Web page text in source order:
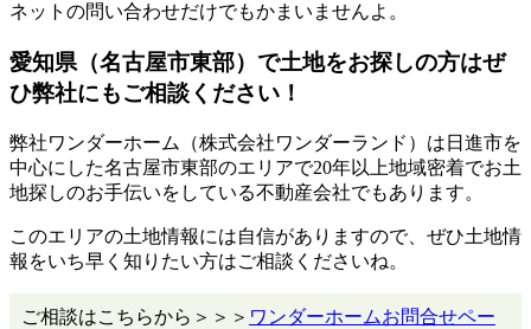
ネットの問い合わせだけでもかまいませんよ。
愛知県（名古屋市東部）で土地をお探しの方はぜ
ひ弊社にもご相談ください！
弊社ワンダーホーム（株式会社ワンダーランド）は日進市を
中心にした名古屋市東部のエリアで20年以上地域密着でお土
地探しのお手伝いをしている不動産会社でもあります。
このエリアの土地情報には自信がありますので、ぜひ土地情
報をいち早く知りたい方はご相談くださいね。
ご相談はこちらから＞＞＞ ワンダーホームお問合せペー